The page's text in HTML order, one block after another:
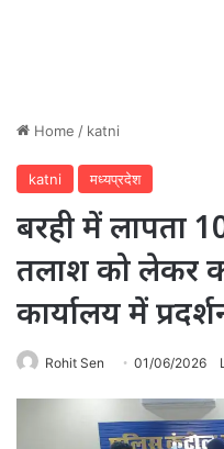
Home / katni
katni मध्यप्रदेश
बरही में लापता
तलाश को लेकर
कार्यालय में
Rohit Sen 01/06/2026